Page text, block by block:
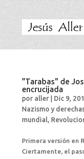
"Tarabas" de
encrucijada
por aller| Dic 9,
Nazismo y
mundial,
Primera versión en
Ciertamente, el